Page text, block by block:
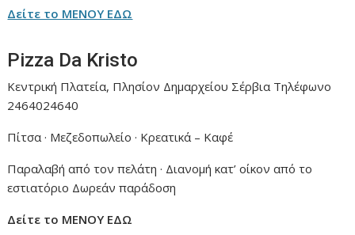
Δείτε το ΜΕΝΟΥ ΕΔΩ
Pizza Da Kristo
Κεντρική Πλατεία, Πλησίον Δημαρχείου Σέρβια Τηλέφωνο
2464024640
Πίτσα · Μεζεδοπωλείο · Κρεατικά – Καφέ
Παραλαβή από τον πελάτη · Διανομή κατ’ οίκον από το
εστιατόριο Δωρεάν παράδοση
Δείτε το ΜΕΝΟΥ ΕΔΩ